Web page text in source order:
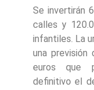
Se invertirán
calles y
infantiles. La
una previsión
euros que
definitivo el